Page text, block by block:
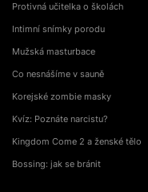
Protivná učitelka o školách
Intimní snímky porodu
Mužská masturbace
Co nesnášíme v sauně
Korejské zombie masky
Kvíz: Poznáte narcistu?
Kingdom Come 2 a ženské tělo
Bossing: jak se bránit